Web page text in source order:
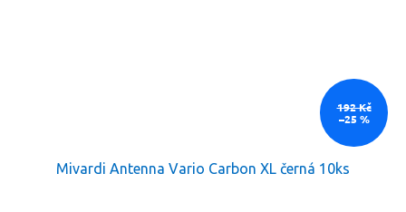
192 Kč
–25 %
Mivardi Antenna Vario Carbon XL černá 10ks